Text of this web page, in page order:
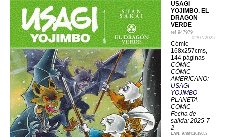
USAGI
YOJIMBO. EL
DRAGON
VERDE
ref 947979
02/07/2025
Cómic
168x257cms,
144 páginas
CÓMIC -
CÓMIC
AMERICANO:
USAGI
YOJIMBO
PLANETA
COMIC
Fecha de
salida: 2025-7-
2
EAN: 9788411619653